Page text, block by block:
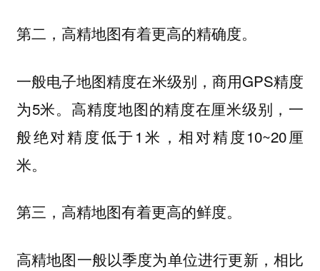
第二，高精地图有着更高的精确度。
一般电子地图精度在米级别，商用GPS精度
为5米。高精度地图的精度在厘米级别，一
般绝对精度低于1米，相对精度10~20厘
米。
第三，高精地图有着更高的鲜度。
高精地图一般以季度为单位进行更新，相比